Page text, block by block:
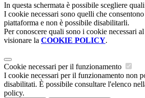
In questa schermata è possibile scegliere
I cookie necessari sono quelli che
piattaforma e non è possibile disabilitarli.
Per conoscere quali sono i cookie necessari
visionare la COOKIE POLICY.
Cookie necessari per il funzionamento
I cookie necessari per il funzionamento non
disabilitati. È possibile consultare l'elenco
policy.